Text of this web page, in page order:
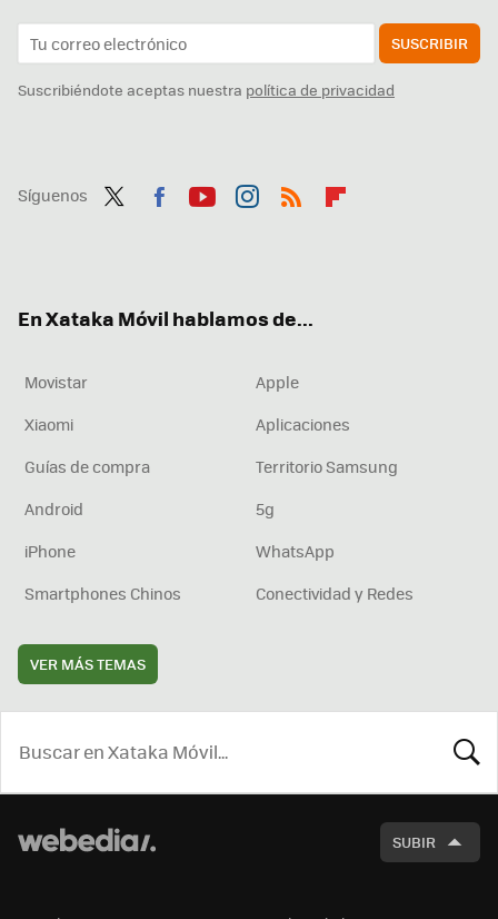
SUSCRIBIR
Suscribiéndote aceptas nuestra política de privacidad
Síguenos
En Xataka Móvil hablamos de...
Movistar
Apple
Xiaomi
Aplicaciones
Guías de compra
Territorio Samsung
Android
5g
iPhone
WhatsApp
Smartphones Chinos
Conectividad y Redes
VER MÁS TEMAS
SUBIR